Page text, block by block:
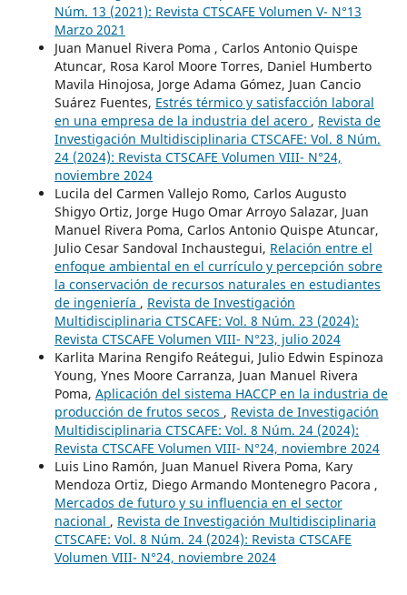
Núm. 13 (2021): Revista CTSCAFE Volumen V- N°13
Marzo 2021
Juan Manuel Rivera Poma , Carlos Antonio Quispe
Atuncar, Rosa Karol Moore Torres, Daniel Humberto
Mavila Hinojosa, Jorge Adama Gómez, Juan Cancio
Suárez Fuentes, Estrés térmico y satisfacción laboral
en una empresa de la industria del acero , Revista de
Investigación Multidisciplinaria CTSCAFE: Vol. 8 Núm.
24 (2024): Revista CTSCAFE Volumen VIII- N°24,
noviembre 2024
Lucila del Carmen Vallejo Romo, Carlos Augusto
Shigyo Ortiz, Jorge Hugo Omar Arroyo Salazar, Juan
Manuel Rivera Poma, Carlos Antonio Quispe Atuncar,
Julio Cesar Sandoval Inchaustegui, Relación entre el
enfoque ambiental en el currículo y percepción sobre
la conservación de recursos naturales en estudiantes
de ingeniería , Revista de Investigación
Multidisciplinaria CTSCAFE: Vol. 8 Núm. 23 (2024):
Revista CTSCAFE Volumen VIII- N°23, julio 2024
Karlita Marina Rengifo Reátegui, Julio Edwin Espinoza
Young, Ynes Moore Carranza, Juan Manuel Rivera
Poma, Aplicación del sistema HACCP en la industria de
producción de frutos secos , Revista de Investigación
Multidisciplinaria CTSCAFE: Vol. 8 Núm. 24 (2024):
Revista CTSCAFE Volumen VIII- N°24, noviembre 2024
Luis Lino Ramón, Juan Manuel Rivera Poma, Kary
Mendoza Ortiz, Diego Armando Montenegro Pacora ,
Mercados de futuro y su influencia en el sector
nacional , Revista de Investigación Multidisciplinaria
CTSCAFE: Vol. 8 Núm. 24 (2024): Revista CTSCAFE
Volumen VIII- N°24, noviembre 2024